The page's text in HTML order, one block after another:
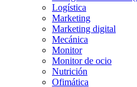
Logística
Marketing
Marketing digital
Mecánica
Monitor
Monitor de ocio
Nutrición
Ofimática